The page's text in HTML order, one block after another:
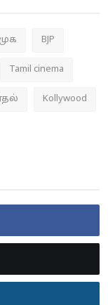
BJP
Tamil cinema
Kollywood